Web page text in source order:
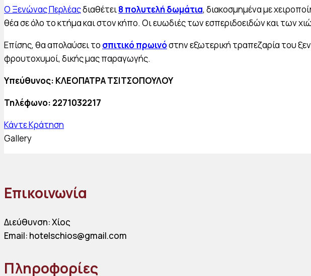
Ο Ξενώνας Περλέαςδιαθέτει8 πολυτελή δωμάτια, διακοσμημένα με
θέα σε όλο το κτήμα και στον κήπο. Οι ευωδιές των εσπεριδοειδών και των
Επίσης, θα απολαύσει το σπιτικό πρωινόστην εξωτερική τραπεζαρία του
φρουτοχυμοί, δικής μας παραγωγής.
Υπεύθυνος: ΚΛΕΟΠΑΤΡΑ ΤΣΙΤΣΟΠΟΥΛΟΥ
Τηλέφωνο: 2271032217
Κάντε Κράτηση
Gallery
Επικοινωνία
Διεύθυνση: Χίος
Email: hotelschios@gmail.com
Πληροφορίες